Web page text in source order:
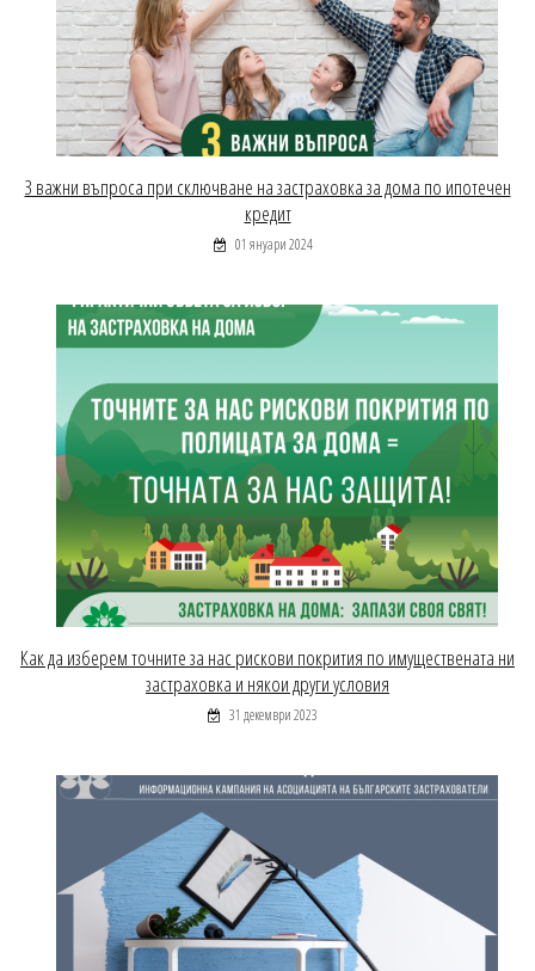
З важни въпроса при сключване на застраховка за дома по ипотечен
кредит
01 януари 2024
Как да изберем точните за нас рискови покрития по имуществената ни
застраховка и някои други условия
31 декември 2023